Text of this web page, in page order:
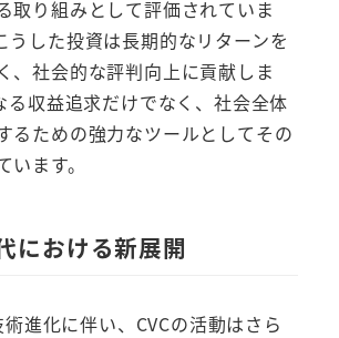
取り組みとして評価されていま
うした投資は長期的なリターンを
、社会的な評判向上に貢献しま
る収益追求だけでなく、社会全体
るための強力なツールとしてその
ます。
における新展開
進化に伴い、CVCの活動はさら